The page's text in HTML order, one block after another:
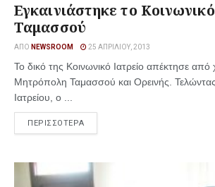
Εγκαινιάστηκε το
Ταμασσού
ΑΠΌ NEWSROOM 25 ΑΠΡΙΛΊΟΥ, 2013
Το δικό της Κοινωνικό Ιατρείο απέκτησε από
Μητρόπολη Ταμασσού και Ορεινής. Τελώντας
Ιατρείου, ο ...
ΠΕΡΙΣΣΟΤΕΡΑ